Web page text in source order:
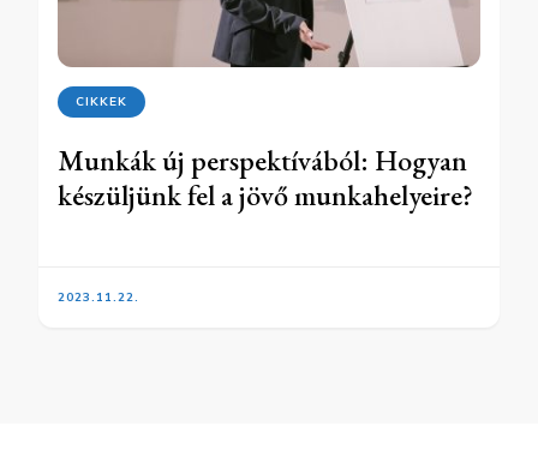
CIKKEK
Munkák új perspektívából: Hogyan
készüljünk fel a jövő munkahelyeire?
2023.11.22.